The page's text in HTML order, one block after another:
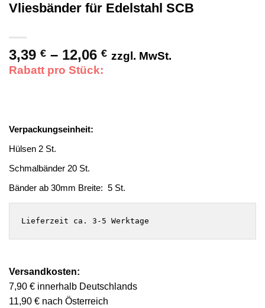
Vliesbänder für Edelstahl SCB
3,39 € – 12,06 € Preisspanne:
zzgl. MwSt.
Rabatt pro Stück:
Verpackungseinheit:
Hülsen 2 St.
Schmalbänder 20 St.
Bänder ab 30mm Breite: 5 St.
Lieferzeit ca. 3-5 Werktage
Versandkosten:
7,90 € innerhalb Deutschlands
11,90 € nach Österreich